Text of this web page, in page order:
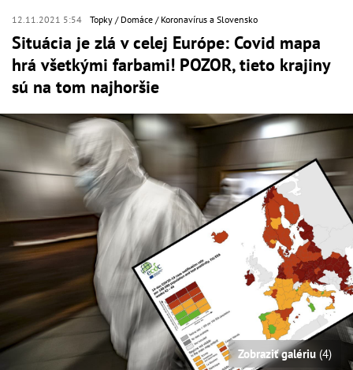
12.11.2021 5:54 Topky Domáce Koronavírus a Slovensko
Situácia je zlá v celej Európe: Covid mapa
hrá všetkými farbami! POZOR, tieto krajiny
sú na tom najhoršie
Zobraziť galériu (4)